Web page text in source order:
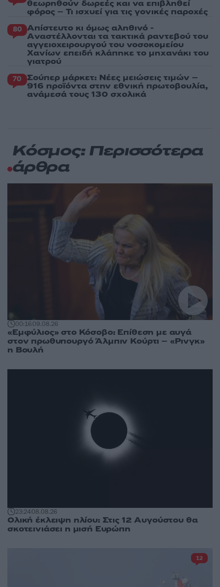
θεωρηθούν δωρεές και να επιβληθεί
φόρος – Τι ισχυεί για τις γονικές παροχές
80 Απίστευτο κι όμως αληθινό -
Aναστέλλονται τα τακτικά ραντεβού του
αγγειοχειρουργού του νοσοκομείου
Χανίων επειδή κλάπηκε το μηχανάκι του
γιατρού
70 Σούπερ μάρκετ: Νέες μειώσεις τιμών –
916 προϊόντα στην εθνική πρωτοβουλία,
ανάμεσά τους 130 σχολικά
Κόσμος: Περισσότερα
άρθρα
00:1609.08.26
«Εμφύλιος» στο Κόσοβο: Επίθεση με αυγά
στον πρωθυπουργό Άλμπιν Κούρτι – «Ρινγκ»
η Βουλή
23:2408.08.26
Ολική έκλειψη ηλίου: Στις 12 Αυγούστου θα
σκοτεινιάσει η μισή Ευρώπη
12